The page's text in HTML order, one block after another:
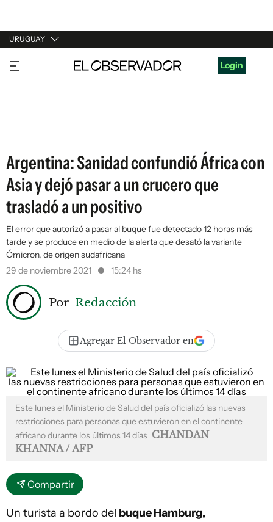
URUGUAY
URUGUAY
ARGENTINA
Login
Argentina: Sanidad confundió África con
Asia y dejó pasar a un crucero que
trasladó a un positivo
El error que autorizó a pasar al buque fue detectado 12 horas más
tarde y se produce en medio de la alerta que desató la variante
Ómicron, de origen sudafricana
29 de noviembre 2021
15:24 hs
Por Redacción
Agregar El Observador en
Este lunes el Ministerio de Salud del país oficializó las nuevas
restricciones para personas que estuvieron en el continente
africano durante los últimos 14 días CHANDAN
KHANNA / AFP
Compartir
Un turista a bordo del buque Hamburg,